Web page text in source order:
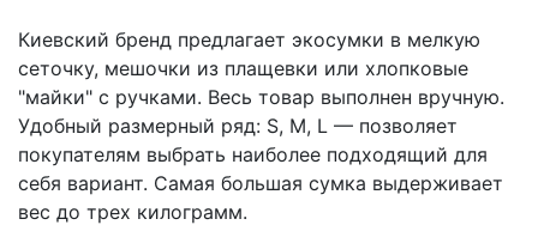
Киевский бренд предлагает экосумки в мелкую
сеточку, мешочки из плащевки или хлопковые
"майки" с ручками. Весь товар выполнен вручную.
Удобный размерный ряд: S, M, L — позволяет
покупателям выбрать наиболее подходящий для
себя вариант. Самая большая сумка выдерживает
вес до трех килограмм.